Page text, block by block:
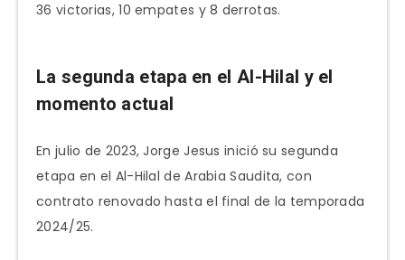
36 victorias, 10 empates y 8 derrotas.
La segunda etapa en el Al-Hilal y el
momento actual
En julio de 2023, Jorge Jesus inició su segunda
etapa en el Al-Hilal de Arabia Saudita, con
contrato renovado hasta el final de la temporada
2024/25.